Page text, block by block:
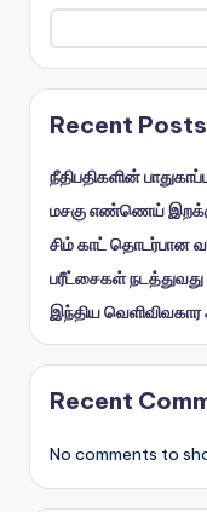
Recent Posts
நீதிபதிகளின்
மசகு எண்ணெய்
சிம் காட் தொடர்பான
பரீட்சைகள் நடத்துவது
இந்திய
Recent
No comments to